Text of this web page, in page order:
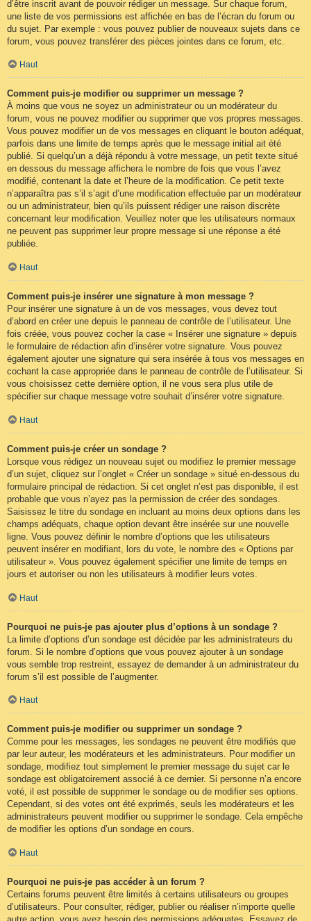
d’être inscrit avant de pouvoir rédiger un message. Sur chaque forum,
une liste de vos permissions est affichée en bas de l’écran du forum ou
du sujet. Par exemple : vous pouvez publier de nouveaux sujets dans ce
forum, vous pouvez transférer des pièces jointes dans ce forum, etc.
Haut
Comment puis-je modifier ou supprimer un message ?
À moins que vous ne soyez un administrateur ou un modérateur du
forum, vous ne pouvez modifier ou supprimer que vos propres messages.
Vous pouvez modifier un de vos messages en cliquant le bouton adéquat,
parfois dans une limite de temps après que le message initial ait été
publié. Si quelqu’un a déjà répondu à votre message, un petit texte situé
en dessous du message affichera le nombre de fois que vous l’avez
modifié, contenant la date et l’heure de la modification. Ce petit texte
n’apparaîtra pas s’il s’agit d’une modification effectuée par un modérateur
ou un administrateur, bien qu’ils puissent rédiger une raison discrète
concernant leur modification. Veuillez noter que les utilisateurs normaux
ne peuvent pas supprimer leur propre message si une réponse a été
publiée.
Haut
Comment puis-je insérer une signature à mon message ?
Pour insérer une signature à un de vos messages, vous devez tout
d’abord en créer une depuis le panneau de contrôle de l’utilisateur. Une
fois créée, vous pouvez cocher la case « Insérer une signature » depuis
le formulaire de rédaction afin d’insérer votre signature. Vous pouvez
également ajouter une signature qui sera insérée à tous vos messages en
cochant la case appropriée dans le panneau de contrôle de l’utilisateur. Si
vous choisissez cette dernière option, il ne vous sera plus utile de
spécifier sur chaque message votre souhait d’insérer votre signature.
Haut
Comment puis-je créer un sondage ?
Lorsque vous rédigez un nouveau sujet ou modifiez le premier message
d’un sujet, cliquez sur l’onglet « Créer un sondage » situé en-dessous du
formulaire principal de rédaction. Si cet onglet n’est pas disponible, il est
probable que vous n’ayez pas la permission de créer des sondages.
Saisissez le titre du sondage en incluant au moins deux options dans les
champs adéquats, chaque option devant être insérée sur une nouvelle
ligne. Vous pouvez définir le nombre d’options que les utilisateurs
peuvent insérer en modifiant, lors du vote, le nombre des « Options par
utilisateur ». Vous pouvez également spécifier une limite de temps en
jours et autoriser ou non les utilisateurs à modifier leurs votes.
Haut
Pourquoi ne puis-je pas ajouter plus d’options à un sondage ?
La limite d’options d’un sondage est décidée par les administrateurs du
forum. Si le nombre d’options que vous pouvez ajouter à un sondage
vous semble trop restreint, essayez de demander à un administrateur du
forum s’il est possible de l’augmenter.
Haut
Comment puis-je modifier ou supprimer un sondage ?
Comme pour les messages, les sondages ne peuvent être modifiés que
par leur auteur, les modérateurs et les administrateurs. Pour modifier un
sondage, modifiez tout simplement le premier message du sujet car le
sondage est obligatoirement associé à ce dernier. Si personne n’a encore
voté, il est possible de supprimer le sondage ou de modifier ses options.
Cependant, si des votes ont été exprimés, seuls les modérateurs et les
administrateurs peuvent modifier ou supprimer le sondage. Cela empêche
de modifier les options d’un sondage en cours.
Haut
Pourquoi ne puis-je pas accéder à un forum ?
Certains forums peuvent être limités à certains utilisateurs ou groupes
d’utilisateurs. Pour consulter, rédiger, publier ou réaliser n’importe quelle